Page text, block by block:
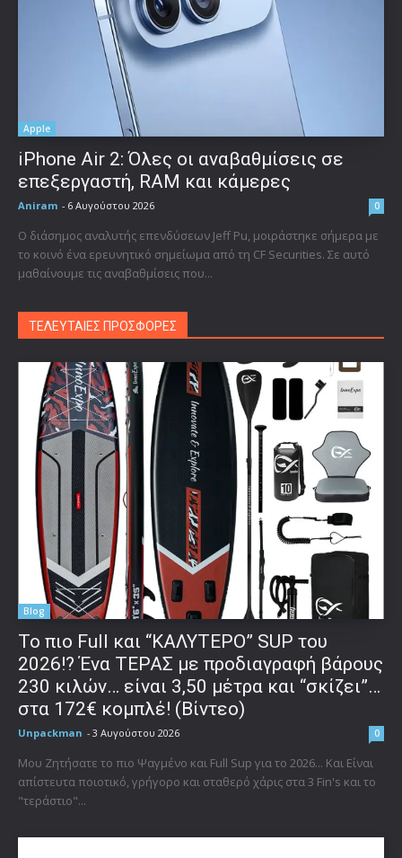
Apple
iPhone Air 2: Όλες οι αναβαθμίσεις σε
επεξεργαστή, RAM και κάμερες
Aniram - 6 Αυγούστου 2026 0
Ο διάσημος αναλυτής επενδύσεων Jeff Pu, μοιράστηκε σήμερα με
το κοινό ένα ερευνητικό σημείωμα από τη CF Securities. Σε αυτό
μαθαίνουμε τις αναβαθμίσεις που...
ΤΕΛΕΥΤΑΙΕΣ ΠΡΟΣΦΟΡΕΣ
Blog
To πιο Full και “ΚΑΛΥΤΕΡΟ” SUP του
2026!? Ένα ΤΕΡΑΣ με προδιαγραφή βάρους
230 κιλών… είναι 3,50 μέτρα και “σκίζει”…
στα 172€ κομπλέ! (Βίντεο)
Unpackman - 3 Αυγούστου 2026 0
Μου Ζητήσατε το πιο Ψαγμένο και Full Sup για το 2026... Και Είναι
απίστευτα ποιοτικό, γρήγορο και σταθερό χάρις στα 3 Fin's και το
"τεράστιο"...